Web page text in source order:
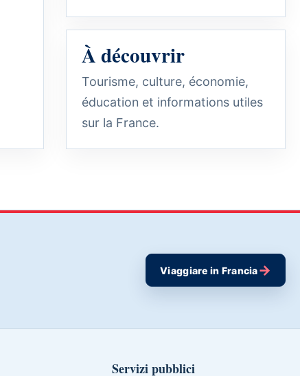
À découvrir
Tourisme, culture, économie,
éducation et informations utiles
sur la France.
Viaggiare in Francia→
Servizi pubblici